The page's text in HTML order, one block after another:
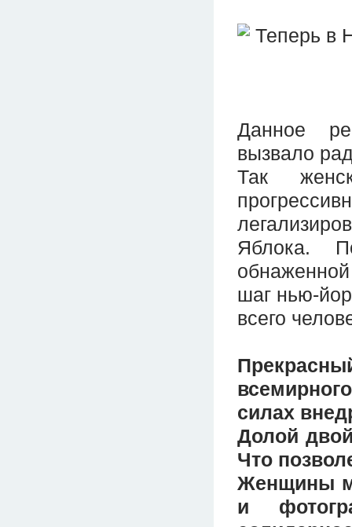
Данное
вызвало
Так
Яблока.
шаг нью-
всего
силах
Долой
Что
Женщины
и